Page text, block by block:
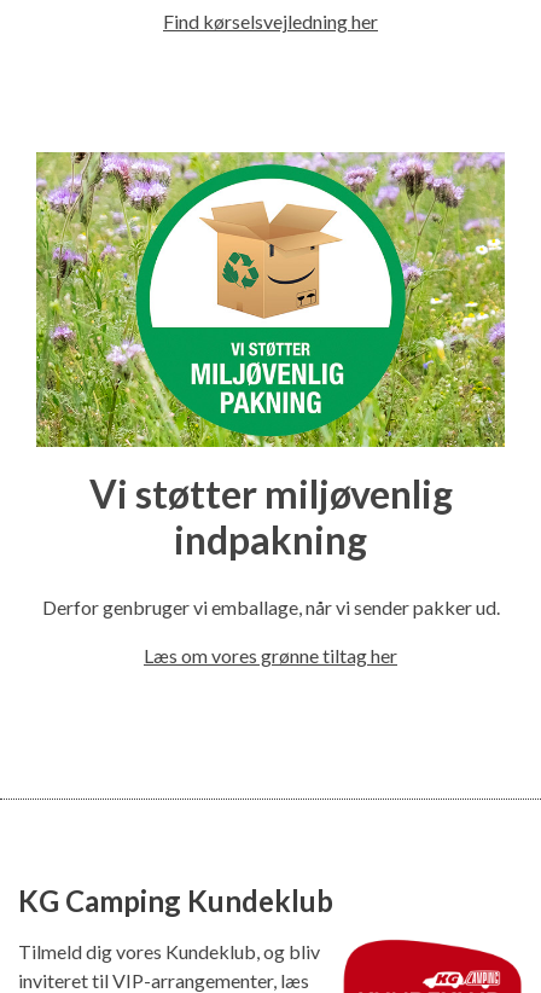
Find kørselsvejledning her
Vi støtter miljøvenlig
indpakning
Derfor genbruger vi emballage, når vi sender pakker ud.
Læs om vores grønne tiltag her
KG Camping Kundeklub
Tilmeld dig vores Kundeklub, og bliv
inviteret til VIP-arrangementer, læs